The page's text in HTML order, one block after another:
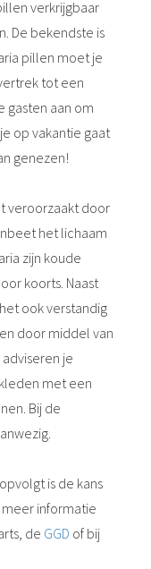
verkrijgbaar
De bekendste is
pillen moet je
tot een
gasten aan om
op vakantie gaat
genezen!
veroorzaakt door
het lichaam
zijn koude
koorts. Naast
ook verstandig
door middel van
je
met een
Bij de
is de kans
meer informatie
de GGD of bij